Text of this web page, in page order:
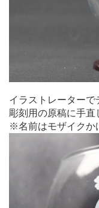
イラストレーター
彫刻用の原稿に手直
※名前はモザイクか